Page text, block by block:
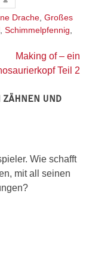
Drache Großes
Schimmelpfennig
Making of – ein
Teil 2
ZÄHNEN UND
Wie schafft
mit all seinen